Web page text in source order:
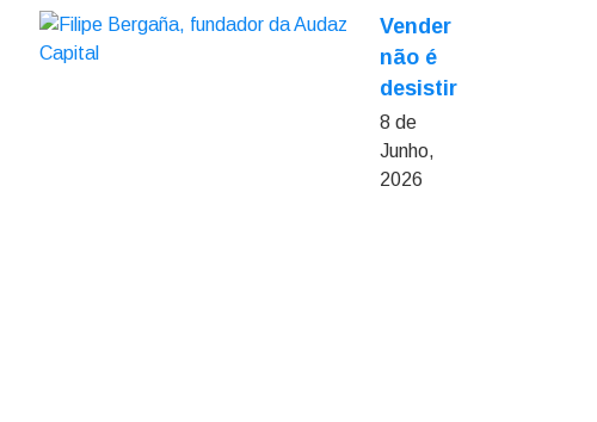
Vender
não é
desistir
8 de
Junho,
2026